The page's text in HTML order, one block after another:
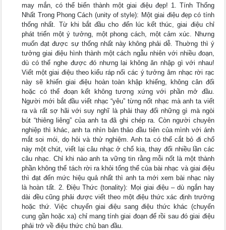
may mắn, có thể biến thành một giai điệu đẹp! 1. Tính Thống
Nhất Trong Phong Cách (unity of style): Một giai điệu đẹp có tính
thống nhất. Từ khi bắt đầu cho đến lúc kết thúc, giai điệu chỉ
phát triển một ý tưởng, một phong cách, một cảm xúc. Nhưng
muốn đạt được sự thống nhất này không phải dễ. Thuờng thì ý
tưởng giai điệu hình thành một cách ngẫu nhiên với nhiều đoạn,
dù có thể nghe được đó nhưng lại không ăn nhập gì với nhau!
Viết một giai điệu theo kiểu ráp nối các ý tưởng âm nhạc rời rạc
này sẽ khiến giai điệu hoàn toàn khập khiểng, không cân đối
hoặc có thể đoạn kết không tương xứng với phần mở đầu.
Người mới bắt đầu viết nhạc “yêu” từng nốt nhạc mà anh ta viết
ra và rất sợ hãi với suy nghĩ là phải thay đổi những gì mà ngòi
bút “thiêng liêng” của anh ta đã ghi chép ra. Còn người chuyên
nghiệp thì khác, anh ta nhìn bản thảo đầu tiên của mình với ánh
mắt soi mói, dọ hỏi và thử nghiệm. Anh ta có thể cắt bỏ đi chổ
này một chút, viết lại câu nhạc ở chổ kia, thay đổi nhiều lần các
câu nhạc. Chỉ khi nào anh ta vững tin rằng mỗi nốt là một thành
phần không thể tách rời ra khỏi tổng thể của bài nhạc và giai điệu
thì đạt đến mức hiệu quả nhất thì anh ta mới xem bài nhạc này
là hoàn tất. 2. Điệu Thức (tonality): Mọi giai điệu – dù ngắn hay
dài đều cũng phải được viết theo một điệu thức xác định trưởng
hoặc thứ. Việc chuyển giai điệu sang điệu thức khác (chuyển
cung gần hoặc xa) chỉ mang tính giai đoạn để rồi sau đó giai điệu
phải trở về điệu thức chủ ban đầu.